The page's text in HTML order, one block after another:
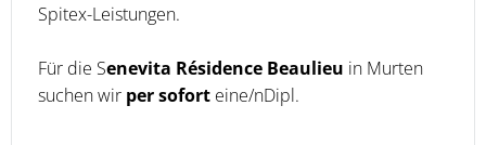
Spitex-Leistungen.
Für die Senevita Résidence Beaulieu in Murten
suchen wir per sofort eine/nDipl.